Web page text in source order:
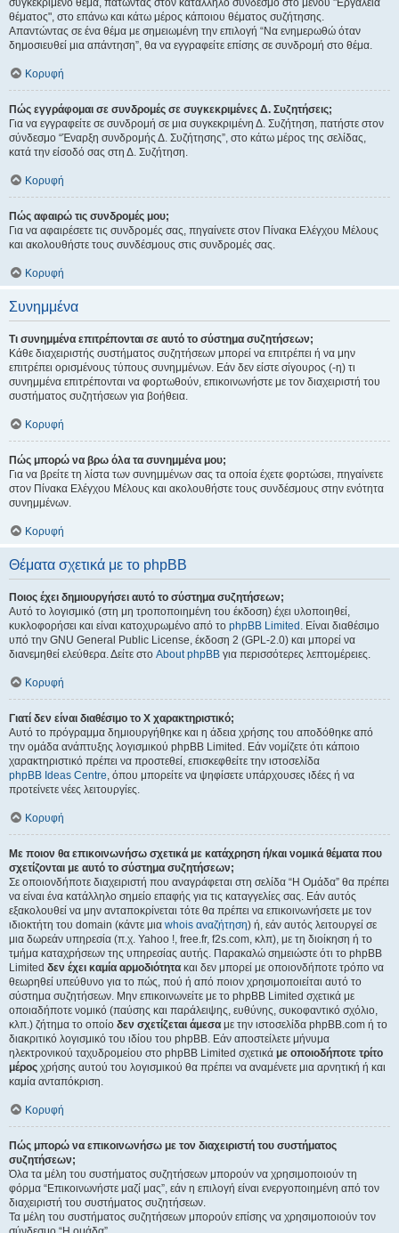
συγκεκριμένο θέμα, πατώντας στον κατάλληλο σύνδεσμο στο μενού "Εργαλεία
θέματος", στο επάνω και κάτω μέρος κάποιου θέματος συζήτησης.
Απαντώντας σε ένα θέμα με σημειωμένη την επιλογή “Να ενημερωθώ όταν
δημοσιευθεί μια απάντηση”, θα να εγγραφείτε επίσης σε συνδρομή στο θέμα.
Κορυφή
Πώς εγγράφομαι σε συνδρομές σε συγκεκριμένες Δ. Συζητήσεις;
Για να εγγραφείτε σε συνδρομή σε μια συγκεκριμένη Δ. Συζήτηση, πατήστε στον
σύνδεσμο “Έναρξη συνδρομής Δ. Συζήτησης”, στο κάτω μέρος της σελίδας,
κατά την είσοδό σας στη Δ. Συζήτηση.
Κορυφή
Πώς αφαιρώ τις συνδρομές μου;
Για να αφαιρέσετε τις συνδρομές σας, πηγαίνετε στον Πίνακα Ελέγχου Μέλους
και ακολουθήστε τους συνδέσμους στις συνδρομές σας.
Κορυφή
Συνημμένα
Τι συνημμένα επιτρέπονται σε αυτό το σύστημα συζητήσεων;
Κάθε διαχειριστής συστήματος συζητήσεων μπορεί να επιτρέπει ή να μην
επιτρέπει ορισμένους τύπους συνημμένων. Εάν δεν είστε σίγουρος (-η) τι
συνημμένα επιτρέπονται να φορτωθούν, επικοινωνήστε με τον διαχειριστή του
συστήματος συζητήσεων για βοήθεια.
Κορυφή
Πώς μπορώ να βρω όλα τα συνημμένα μου;
Για να βρείτε τη λίστα των συνημμένων σας τα οποία έχετε φορτώσει, πηγαίνετε
στον Πίνακα Ελέγχου Μέλους και ακολουθήστε τους συνδέσμους στην ενότητα
συνημμένων.
Κορυφή
Θέματα σχετικά με το phpBB
Ποιος έχει δημιουργήσει αυτό το σύστημα συζητήσεων;
Αυτό το λογισμικό (στη μη τροποποιημένη του έκδοση) έχει υλοποιηθεί,
κυκλοφορήσει και είναι κατοχυρωμένο από το phpBB Limited . Είναι διαθέσιμο
υπό την GNU General Public License, έκδοση 2 (GPL-2.0) και μπορεί να
διανεμηθεί ελεύθερα. Δείτε στο About phpBB για περισσότερες λεπτομέρειες.
Κορυφή
Γιατί δεν είναι διαθέσιμο το Χ χαρακτηριστικό;
Αυτό το πρόγραμμα δημιουργήθηκε και η άδεια χρήσης του αποδόθηκε από
την ομάδα ανάπτυξης λογισμικού phpBB Limited. Εάν νομίζετε ότι κάποιο
χαρακτηριστικό πρέπει να προστεθεί, επισκεφθείτε την ιστοσελίδα
phpBB Ideas Centre, όπου μπορείτε να ψηφίσετε υπάρχουσες ιδέες ή να
προτείνετε νέες λειτουργίες.
Κορυφή
Με ποιον θα επικοινωνήσω σχετικά με κατάχρηση ή/και νομικά θέματα που
σχετίζονται με αυτό το σύστημα συζητήσεων;
Σε οποιονδήποτε διαχειριστή που αναγράφεται στη σελίδα “Η Ομάδα” θα πρέπει
να είναι ένα κατάλληλο σημείο επαφής για τις καταγγελίες σας. Εάν αυτός
εξακολουθεί να μην ανταποκρίνεται τότε θα πρέπει να επικοινωνήσετε με τον
ιδιοκτήτη του domain (κάντε μια whois αναζήτηση) ή, εάν αυτός λειτουργεί σε
μια δωρεάν υπηρεσία (π.χ. Yahoo !, free.fr, f2s.com, κλπ), με τη διοίκηση ή το
τμήμα καταχρήσεων της υπηρεσίας αυτής. Παρακαλώ σημειώστε ότι το phpBB
Limited δεν έχει καμία αρμοδιότητα και δεν μπορεί με οποιονδήποτε τρόπο να
θεωρηθεί υπεύθυνο για το πώς, πού ή από ποιον χρησιμοποιείται αυτό το
σύστημα συζητήσεων. Μην επικοινωνείτε με το phpBB Limited σχετικά με
οποιαδήποτε νομικό (παύσης και παράλειψης, ευθύνης, συκοφαντικό σχόλιο,
κλπ.) ζήτημα το οποίο δεν σχετίζεται άμεσα με την ιστοσελίδα phpBB.com ή το
διακριτικό λογισμικό του ιδίου του phpBB. Εάν αποστείλετε μήνυμα
ηλεκτρονικού ταχυδρομείου στο phpBB Limited σχετικά με οποιοδήποτε τρίτο
μέρος χρήσης αυτού του λογισμικού θα πρέπει να αναμένετε μια αρνητική ή και
καμία ανταπόκριση.
Κορυφή
Πώς μπορώ να επικοινωνήσω με τον διαχειριστή του συστήματος
συζητήσεων;
Όλα τα μέλη του συστήματος συζητήσεων μπορούν να χρησιμοποιούν τη
φόρμα “Επικοινωνήστε μαζί μας”, εάν η επιλογή είναι ενεργοποιημένη από τον
διαχειριστή του συστήματος συζητήσεων.
Τα μέλη του συστήματος συζητήσεων μπορούν επίσης να χρησιμοποιούν τον